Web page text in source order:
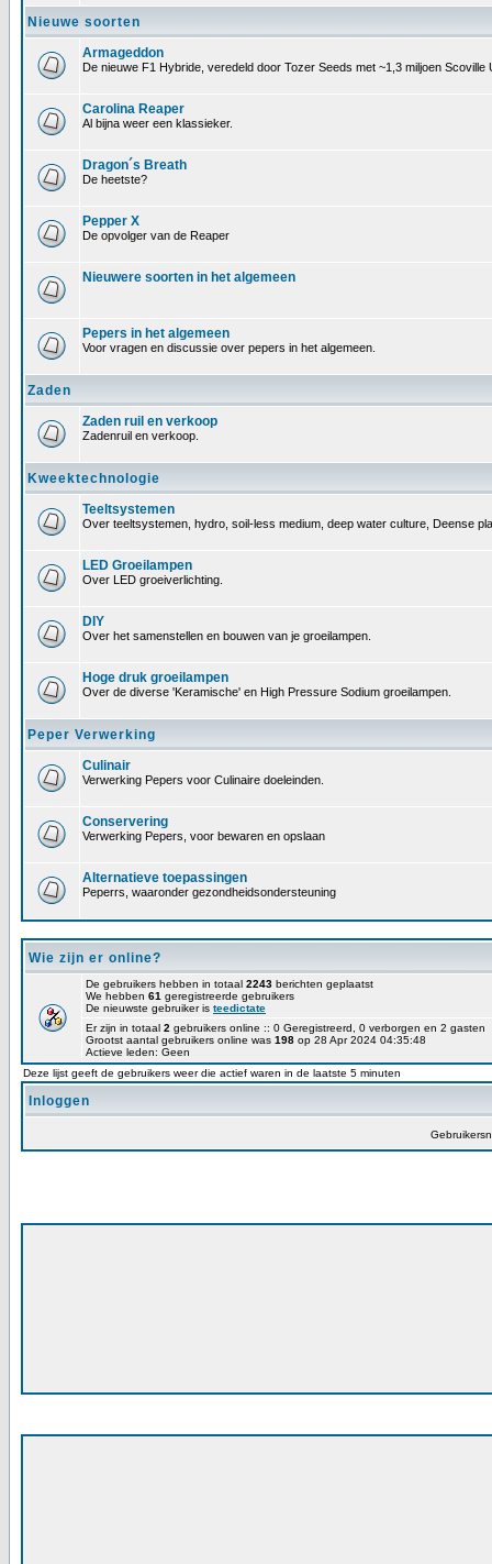
Nieuwe soorten
Armageddon
De nieuwe F1 Hybride, veredeld door Tozer Seeds met ~1,3 miljoen Scoville
Carolina Reaper
Al bijna weer een klassieker.
Dragon´s Breath
De heetste?
Pepper X
De opvolger van de Reaper
Nieuwere soorten in het algemeen
Pepers in het algemeen
Voor vragen en discussie over pepers in het algemeen.
Zaden
Zaden ruil en verkoop
Zadenruil en verkoop.
Kweektechnologie
Teeltsystemen
Over teeltsystemen, hydro, soil-less medium, deep water culture, Deense
LED Groeilampen
Over LED groeiverlichting.
DIY
Over het samenstellen en bouwen van je groeilampen.
Hoge druk groeilampen
Over de diverse 'Keramische' en High Pressure Sodium groeilampen.
Peper Verwerking
Culinair
Verwerking Pepers voor Culinaire doeleinden.
Conservering
Verwerking Pepers, voor bewaren en opslaan
Alternatieve toepassingen
Peperrs, waaronder gezondheidsondersteuning
Wie zijn er online?
De gebruikers hebben in totaal 2243 berichten geplaatst
We hebben 61 geregistreerde gebruikers
De nieuwste gebruiker is teedictate
Er zijn in totaal 2 gebruikers online :: 0 Geregistreerd, 0 verborgen en 2
Grootst aantal gebruikers online was 198 op 28 Apr 2024 04:35:48
Actieve leden: Geen
Deze lijst geeft de gebruikers weer die actief waren in de laatste 5 minuten
Inloggen